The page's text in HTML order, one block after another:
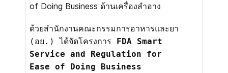
of Doing Business ด้านเครื่องสำอาง
ด้วยสำนักงานคณะกรรมการอาหารและยา
(อย.) ได้จัดโครงการ
FDA Smart
Service and Regulation for
Ease of Doing Business